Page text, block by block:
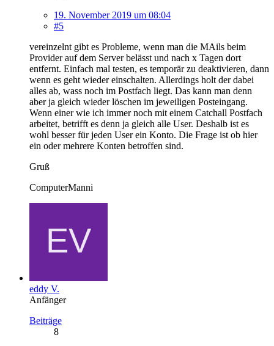
19. November 2019 um 08:04
#5
vereinzelnt gibt es Probleme, wenn man die MAils beim
Provider auf dem Server belässt und nach x Tagen dort
entfernt. Einfach mal testen, es temporär zu deaktivieren, dann
wenn es geht wieder einschalten. Allerdings holt der dabei
alles ab, wass noch im Postfach liegt. Das kann man denn
aber ja gleich wieder löschen im jeweiligen Posteingang.
Wenn einer wie ich immer noch mit einem Catchall Postfach
arbeitet, betrifft es denn ja gleich alle User. Deshalb ist es
wohl besser für jeden User ein Konto. Die Frage ist ob hier
ein oder mehrere Konten betroffen sind.
Gruß
ComputerManni
eddy V.
Anfänger
Beiträge
8